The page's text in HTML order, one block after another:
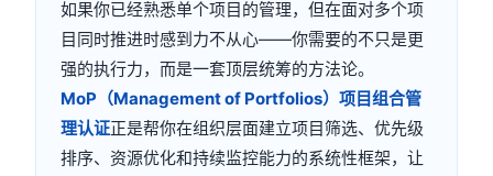
如果你已经熟悉单个项目的管理，但在面对多个项
目同时推进时感到力不从心——你需要的不只是更
强的执行力，而是一套顶层统筹的方法论。
MoP（Management of Portfolios）项目组合管
理认证正是帮你在组织层面建立项目筛选、优先级
排序、资源优化和持续监控能力的系统性框架，让